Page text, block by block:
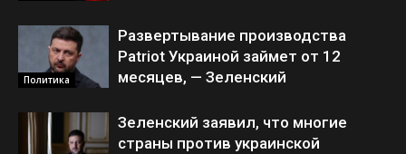
Политика
Развертывание производства
Patriot Украиной займет от 12
месяцев, — Зеленский
Зеленский заявил, что многие
страны против украинской